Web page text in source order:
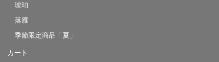
琥珀
落雁
季節限定商品「夏」
カート